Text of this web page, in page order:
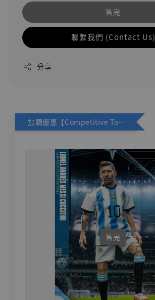
售完
聯繫我們 (Contact Us)
分享
加購優惠【Competitive Toys 梅西 [CM001]】
售完